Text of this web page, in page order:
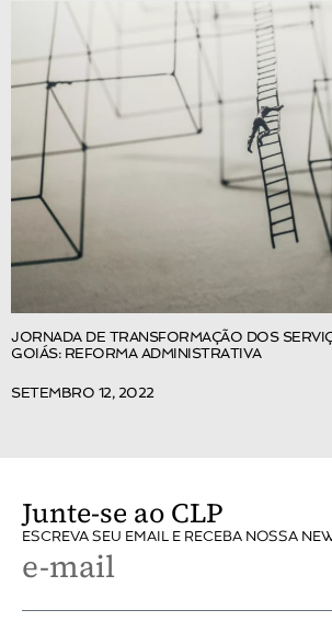
JORNADA DE TRANSFORMAÇÃO DOS
GOIÁS: REFORMA ADMINISTRATIVA
SETEMBRO 12, 2022
Junte-se ao CLP
ESCREVA SEU EMAIL E RECEBA NOSSA
e-mail